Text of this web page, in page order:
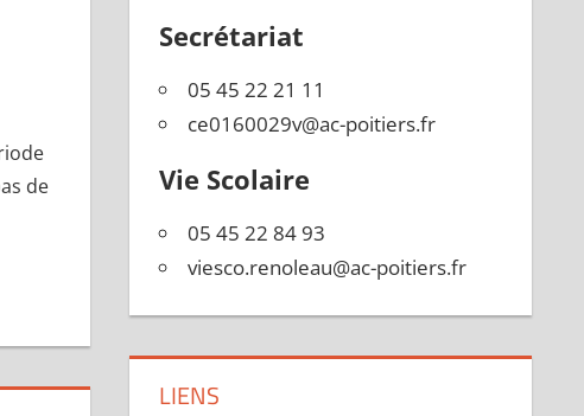
de
Secrétariat
05 45 22 21 11
ce0160029v@ac-poitiers.fr
Vie Scolaire
05 45 22 84 93
viesco.renoleau@ac-poitiers.fr
LIENS